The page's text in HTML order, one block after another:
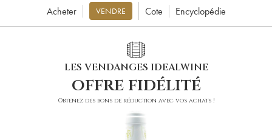
Acheter VENDRE Cote Encyclopédie
LES VENDANGES IDEALWINE
offre fidélité
Obtenez des bons de réduction avec vos achats !